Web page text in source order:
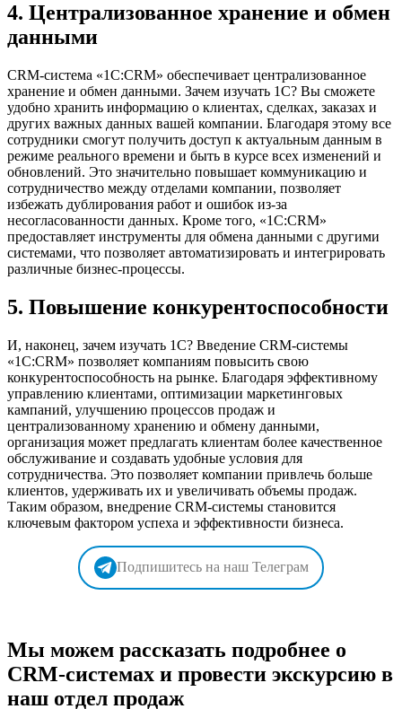
4. Централизованное хранение и обмен
данными
CRM-система «1С:CRM» обеспечивает централизованное
хранение и обмен данными. Зачем изучать 1С? Вы сможете
удобно хранить информацию о клиентах, сделках, заказах и
других важных данных вашей компании. Благодаря этому все
сотрудники смогут получить доступ к актуальным данным в
режиме реального времени и быть в курсе всех изменений и
обновлений. Это значительно повышает коммуникацию и
сотрудничество между отделами компании, позволяет
избежать дублирования работ и ошибок из-за
несогласованности данных. Кроме того, «1С:CRM»
предоставляет инструменты для обмена данными с другими
системами, что позволяет автоматизировать и интегрировать
различные бизнес-процессы.
5. Повышение конкурентоспособности
И, наконец, зачем изучать 1С? Введение CRM-системы
«1С:CRM» позволяет компаниям повысить свою
конкурентоспособность на рынке. Благодаря эффективному
управлению клиентами, оптимизации маркетинговых
кампаний, улучшению процессов продаж и
централизованному хранению и обмену данными,
организация может предлагать клиентам более качественное
обслуживание и создавать удобные условия для
сотрудничества. Это позволяет компании привлечь больше
клиентов, удерживать их и увеличивать объемы продаж.
Таким образом, внедрение CRM-системы становится
ключевым фактором успеха и эффективности бизнеса.
Подпишитесь на наш Телеграм
Мы можем рассказать подробнее о
CRM-системах и провести экскурсию в
наш отдел продаж